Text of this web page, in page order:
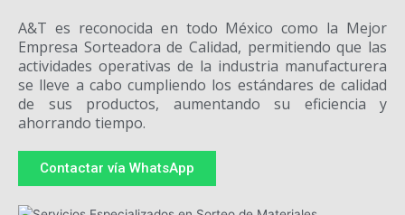
A&T es reconocida en todo México como la Mejor
Empresa Sorteadora de Calidad, permitiendo que las
actividades operativas de la industria manufacturera
se lleve a cabo cumpliendo los estándares de calidad
de sus productos, aumentando su eficiencia y
ahorrando tiempo.
Contactar vía WhatsApp